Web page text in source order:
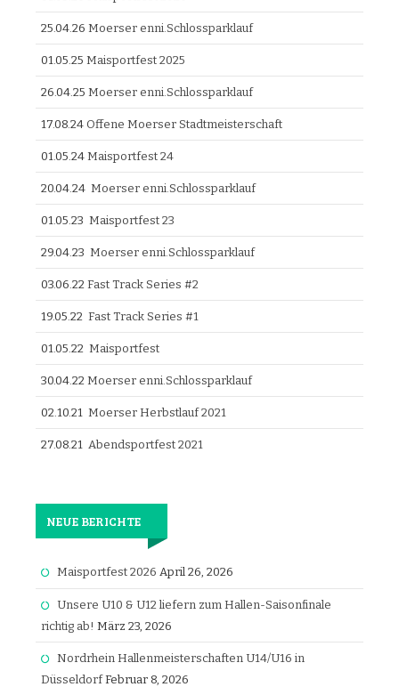
25.04.26 Moerser enni.Schlossparklauf
01.05.25 Maisportfest 2025
26.04.25 Moerser enni.Schlossparklauf
17.08.24 Offene Moerser Stadtmeisterschaft
01.05.24 Maisportfest 24
20.04.24 Moerser enni.Schlossparklauf
01.05.23 Maisportfest 23
29.04.23 Moerser enni.Schlossparklauf
03.06.22 Fast Track Series #2
19.05.22 Fast Track Series #1
01.05.22 Maisportfest
30.04.22 Moerser enni.Schlossparklauf
02.10.21 Moerser Herbstlauf 2021
27.08.21 Abendsportfest 2021
NEUE BERICHTE
Maisportfest 2026 April 26, 2026
Unsere U10 & U12 liefern zum Hallen-Saisonfinale
richtig ab! März 23, 2026
Nordrhein Hallenmeisterschaften U14/U16 in
Düsseldorf Februar 8, 2026